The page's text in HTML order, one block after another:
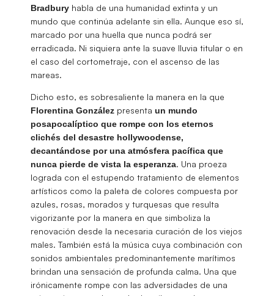
Bradbury habla de una humanidad extinta y un
mundo que continúa adelante sin ella. Aunque eso sí,
marcado por una huella que nunca podrá ser
erradicada. Ni siquiera ante la suave lluvia titular o en
el caso del cortometraje, con el ascenso de las
mareas.
Dicho esto, es sobresaliente la manera en la que
Florentina González presenta un mundo
posapocalíptico que rompe con los eternos
clichés del desastre hollywoodense,
decantándose por una atmósfera pacífica que
nunca pierde de vista la esperanza. Una proeza
lograda con el estupendo tratamiento de elementos
artísticos como la paleta de colores compuesta por
azules, rosas, morados y turquesas que resulta
vigorizante por la manera en que simboliza la
renovación desde la necesaria curación de los viejos
males. También está la música cuya combinación con
sonidos ambientales predominantemente marítimos
brindan una sensación de profunda calma. Una que
irónicamente rompe con las adversidades de una